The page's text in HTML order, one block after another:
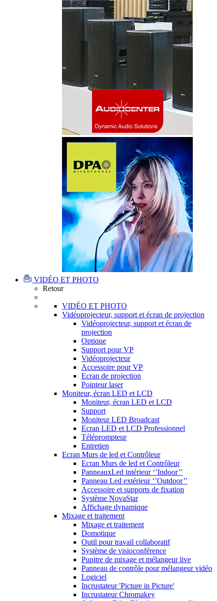
VIDÉO ET PHOTO
Retour
VIDÉO ET PHOTO
Vidéoprojecteur, support et écran de projection
Vidéoprojecteur, support et écran de
projection
Optique
Support pour VP
Vidéoprojecteur
Accessoire pour VP
Ecran de projection
Pointeur laser
Moniteur, écran LED et LCD
Moniteur, écran LED et LCD
Support
Moniteur LED Broadcast
Ecran LED et LCD Professionnel
Téléprompteur
Entretien
Ecran Murs de led et Contrôleur
Ecran Murs de led et Contrôleur
PanneauxLed intérieur ‘’Indoor’’
Panneau Led extérieur ‘’Outdoor’’
Accessoire et supports de fixation
Système NovaStar
Affichage dynamique
Mixage et traitement
Mixage et traitement
Domotique
Outil pour travail collaboratif
Système de visioconférence
Pupitre de mixage et mélangeur live
Panneau de contrôle pour mélangeur vidéo
Logiciel
Incrustateur 'Picture in Picture'
Incrustateur Chromakey